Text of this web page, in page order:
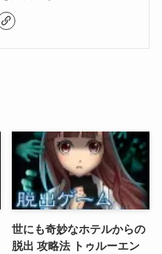
世にも奇妙なホテルからの
脱出 攻略法 トゥルーエン